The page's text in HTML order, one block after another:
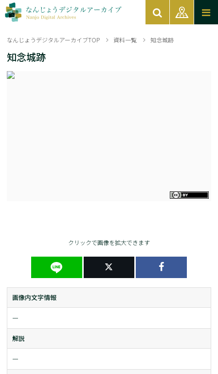
なんじょうデジタルアーカイブTOP 資料一覧 知念城跡
知念城跡
クリックで画像を拡大できます
画像内文字情報
ー
解説
ー